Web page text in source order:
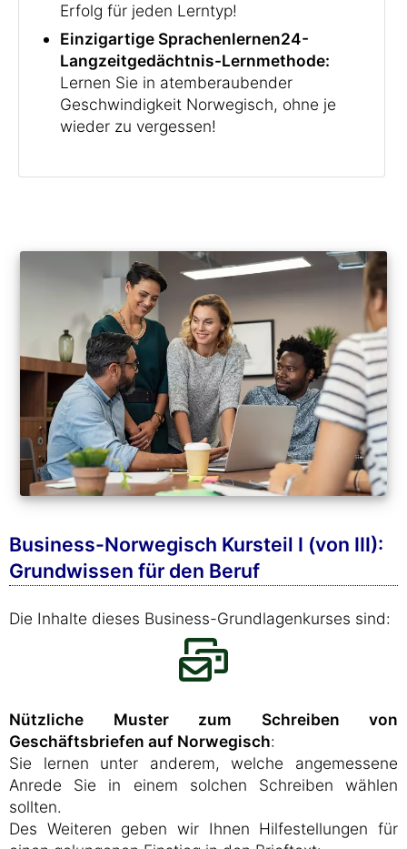
Erfolg für jeden Lerntyp!
Einzigartige Sprachenlernen24-
Langzeitgedächtnis-Lernmethode:
Lernen Sie in atemberaubender
Geschwindigkeit Norwegisch, ohne je
wieder zu vergessen!
Business-Norwegisch Kursteil I (von III):
Grundwissen für den Beruf
Die Inhalte dieses Business-Grundlagenkurses sind:
Nützliche Muster zum Schreiben von
Geschäftsbriefen auf Norwegisch:
Sie lernen unter anderem, welche angemessene
Anrede Sie in einem solchen Schreiben wählen
sollten.
Des Weiteren geben wir Ihnen Hilfestellungen für